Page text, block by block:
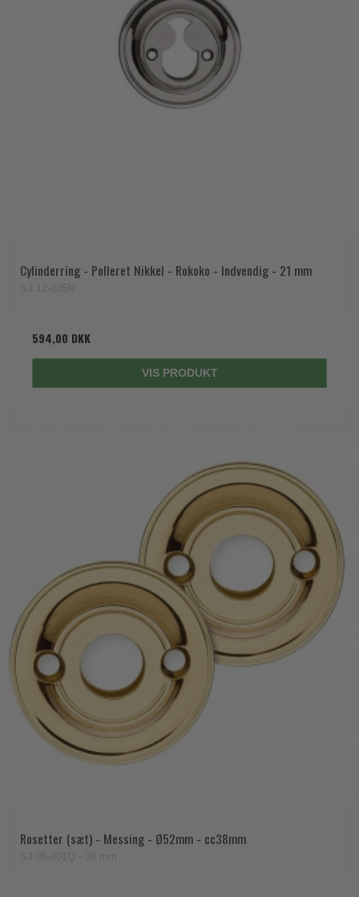
Cylinderring - Polleret Nikkel - Rokoko - Indvendig - 21 mm
594,00 DKK
VIS PRODUKT
Rosetter (sæt) - Messing - Ø52mm - cc38mm